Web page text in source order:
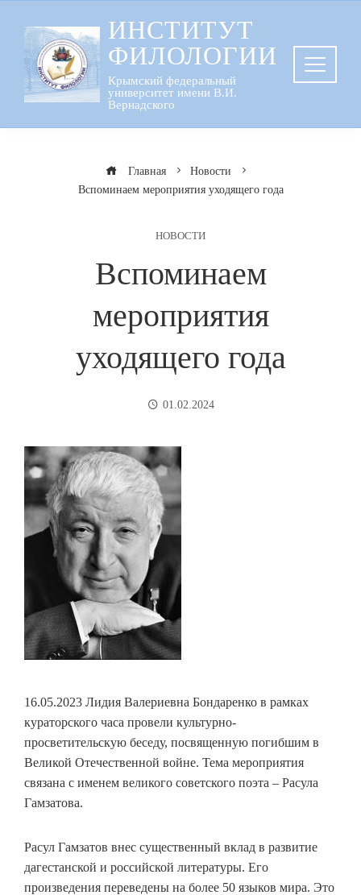
содержанию
ИНСТИТУТ
ФИЛОЛОГИИ
Крымский федеральный
университет имени В.И.
Вернадского
Главная
Новости
Вспоминаем мероприятия уходящего года
НОВОСТИ
Вспоминаем
мероприятия
уходящего года
01.02.2024
16.05.2023 Лидия Валериевна Бондаренко в рамках
кураторского часа провели культурно-
просветительскую беседу, посвященную погибшим в
Великой Отечественной войне. Тема мероприятия
связана с именем великого советского поэта – Расула
Гамзатова.
Расул Гамзатов внес существенный вклад в развитие
дагестанской и российской литературы. Его
произведения переведены на более 50 языков мира. Это